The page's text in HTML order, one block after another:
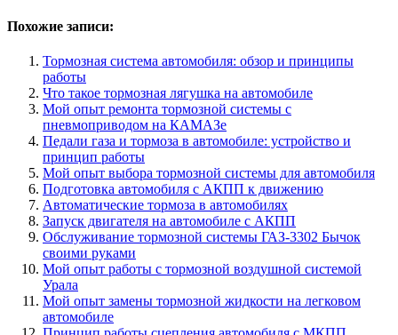
Похожие записи:
Тормозная система автомобиля: обзор и принципы
работы
Что такое тормозная лягушка на автомобиле
Мой опыт ремонта тормозной системы с
пневмоприводом на КАМАЗе
Педали газа и тормоза в автомобиле: устройство и
принцип работы
Мой опыт выбора тормозной системы для автомобиля
Подготовка автомобиля с АКПП к движению
Автоматические тормоза в автомобилях
Запуск двигателя на автомобиле с АКПП
Обслуживание тормозной системы ГАЗ-3302 Бычок
своими руками
Мой опыт работы с тормозной воздушной системой
Урала
Мой опыт замены тормозной жидкости на легковом
автомобиле